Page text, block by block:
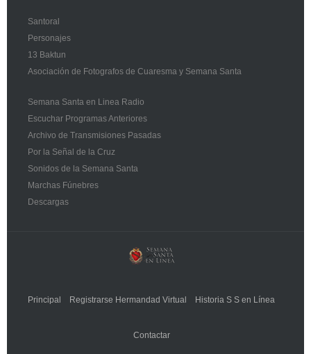
Santoral
Personajes
13 Baktun
Asociación de Fotografos de Cuaresma y Semana Santa
Semana Santa en Linea Radio
Escuchar Programas Anteriores
Archivo de Transmisiones Pasadas
Por la Señal de la Cruz
Sonidos de la Semana Santa
Marchas Fúnebres
Descargas
Principal Registrarse Hermandad Virtual Historia S S en Línea
Contactar